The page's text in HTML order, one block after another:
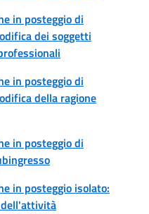
in posteggio di
dei soggetti
in posteggio di
della ragione
in posteggio di
in posteggio isolato:
dell'attività